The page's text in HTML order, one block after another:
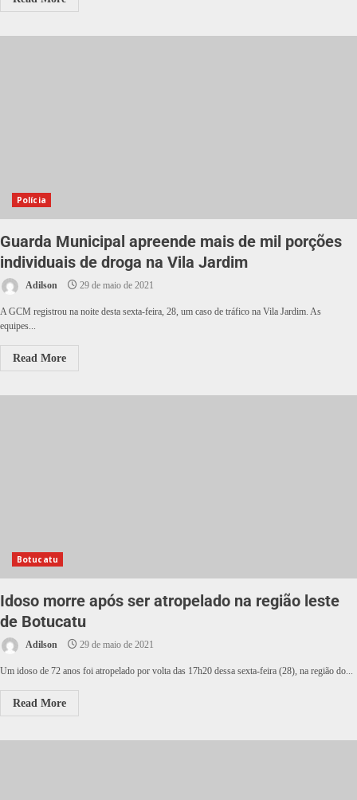
Polícia
Guarda Municipal apreende mais de mil porções
individuais de droga na Vila Jardim
Adilson 29 de maio de 2021
A GCM registrou na noite desta sexta-feira, 28, um caso de tráfico na Vila Jardim. As
equipes...
Read More
Botucatu
Idoso morre após ser atropelado na região leste
de Botucatu
Adilson 29 de maio de 2021
Um idoso de 72 anos foi atropelado por volta das 17h20 dessa sexta-feira (28), na região do...
Read More